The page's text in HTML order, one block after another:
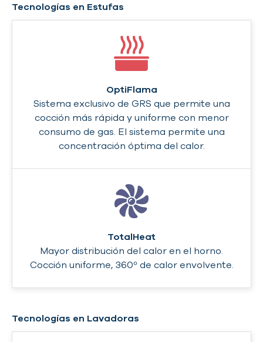
Tecnologías en Estufas
OptiFlama
Sistema exclusivo de GRS que permite una
cocción más rápida y uniforme con menor
consumo de gas. El sistema permite una
concentración óptima del calor.
TotalHeat
Mayor distribución del calor en el horno.
Cocción uniforme, 360º de calor envolvente.
Tecnologías en Lavadoras